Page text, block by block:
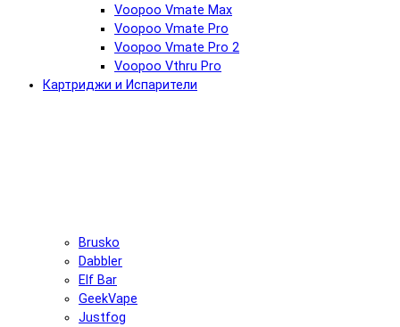
Voopoo Vmate Max
Voopoo Vmate Pro
Voopoo Vmate Pro 2
Voopoo Vthru Pro
Картриджи и Испарители
Brusko
Dabbler
Elf Bar
GeekVape
Justfog